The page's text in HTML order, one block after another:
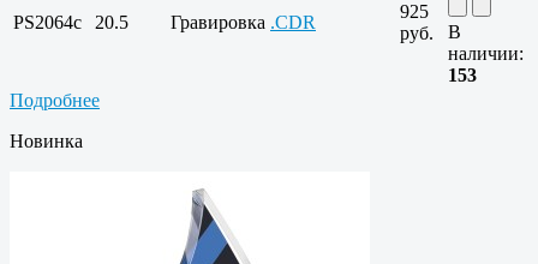
PS2064c 20.5 Гравировка .CDR
925
руб.
В
наличии:
153
Подробнее
Новинка